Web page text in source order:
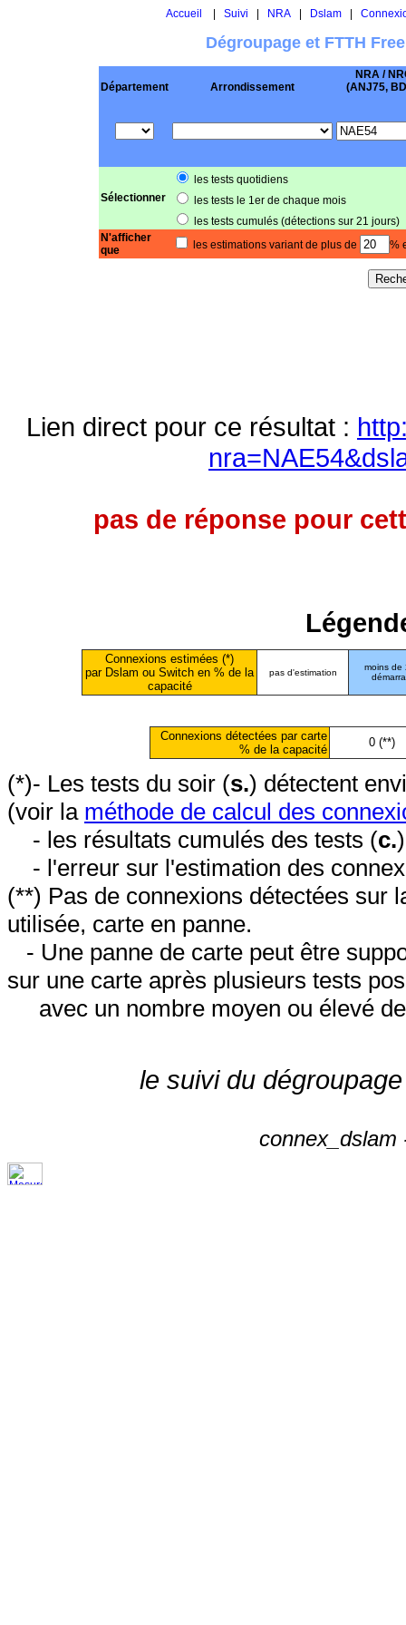
Accueil Suivi NRA| Dslam|
Dégroupage et FTTH
Département Arrondissement
NRA /
(ANJ75,
Sélectionner
les tests quotidiens
les tests le 1er de chaque mois
les tests cumulés (détections sur 21 jours)
N'afficher
que
les estimations variant de plus de %
Lien direct pour ce résultat :
pas de réponse pour
Connexions estimées (*)
par Dslam ou Switch en % de la
capacité
pas d'estimation
moins de
Connexions détectées par carte
% de la capacité
0 (**)
(*)- Les tests du soir (s.) détectent
(voir la méthode de calcul des
- les résultats cumulés des tests (c.
- l'erreur sur l'estimation des
(**) Pas de connexions détectées sur
utilisée, carte en panne.
- Une panne de carte peut être
sur une carte après plusieurs tests
avec un nombre moyen ou élevé
le suivi du
connex_dslam